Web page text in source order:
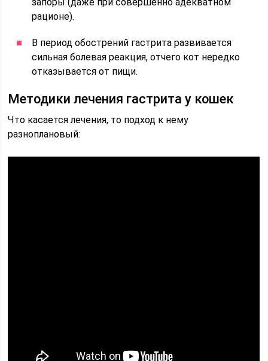
рационе).
В период обострений гастрита развивается
сильная болевая реакция, отчего кот нередко
отказывается от пищи.
Методики лечения гастрита у кошек
Что касается лечения, то подход к нему
разноплановый: